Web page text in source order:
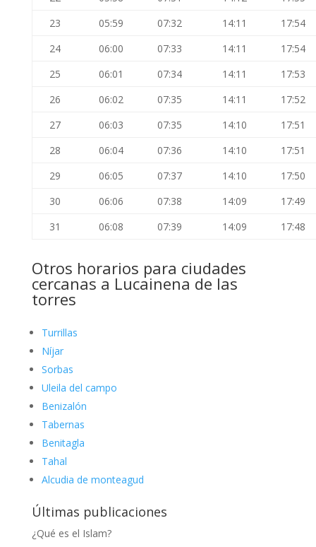
23
05:59 07:32 14:11
17:54
24
06:00 07:33 14:11
17:54
25
06:01 07:34 14:11
17:53
26
06:02 07:35 14:11
17:52
27
06:03 07:35 14:10
17:51
28
06:04 07:36 14:10
17:51
29
06:05 07:37 14:10
17:50
30
06:06 07:38 14:09
17:49
31
06:08 07:39 14:09 17:48
Otros horarios para ciudades
cercanas a Lucainena de las
torres
Turrillas
Níjar
Sorbas
Uleila del campo
Benizalón
Tabernas
Benitagla
Tahal
Alcudia de monteagud
Últimas publicaciones
¿Qué es el Islam?